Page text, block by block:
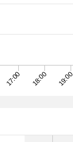
17:00 18:00 19:00